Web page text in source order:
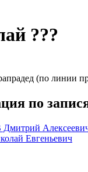
???
(по линии
по
Евгеньевич